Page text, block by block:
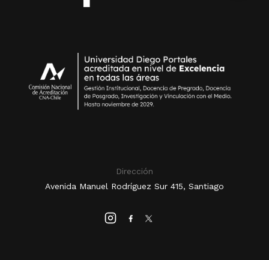
Dirección
Avenida Manuel Rodríguez Sur 415, Santiago